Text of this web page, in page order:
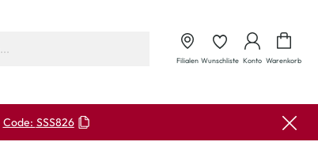
Filialen Wunschliste Konto Warenkorb
Code: SSS826